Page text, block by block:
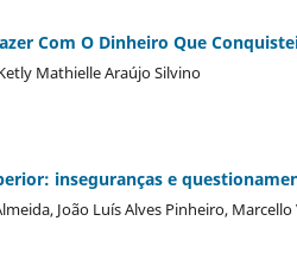
Com O Dinheiro Que
Mathielle Araújo Silvino
inseguranças e
João Luís Alves Pinheiro,